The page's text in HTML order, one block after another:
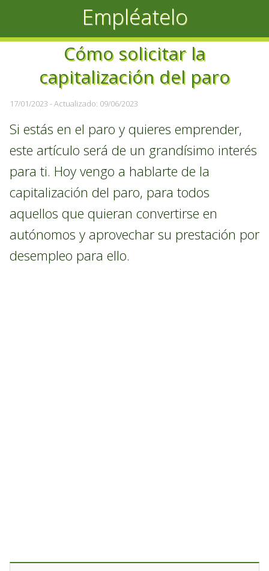
Empléatelo
Cómo solicitar la
capitalización del paro
17/01/2023 - Actualizado: 09/06/2023
Si estás en el paro y quieres emprender,
este artículo será de un grandísimo interés
para ti. Hoy vengo a hablarte de la
capitalización del paro, para todos
aquellos que quieran convertirse en
autónomos y aprovechar su prestación por
desempleo para ello.